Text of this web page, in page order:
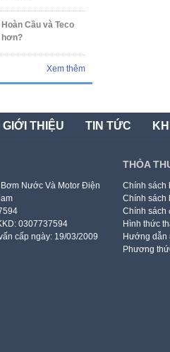
Cầu và Teco
hơn?
Xem thêm
GIỚI THIỆU TIN TỨC
Nước Và Motor Điện
0307737594
cấp ngày: 19/03/2009
THỎA
Chính sách
Chính sách
Chính sách
Hình thức
Hướng dẫn
Phương